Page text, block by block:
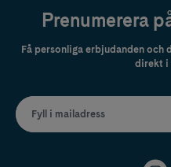
Prenumerera
Få personliga erbjudanden och
direkt i
Fyll i mailadress